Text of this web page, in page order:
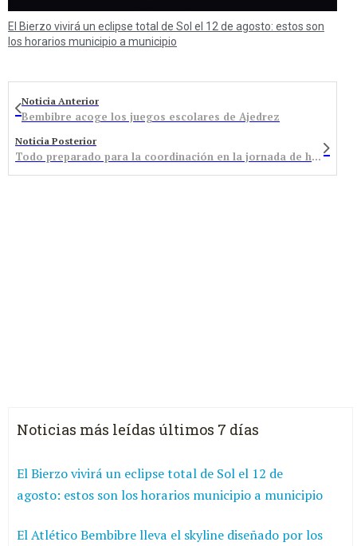
El Bierzo vivirá un eclipse total de Sol el 12 de agosto: estos son
los horarios municipio a municipio
Noticia Anterior
Bembibre acoge los juegos escolares de Ajedrez
Noticia Posterior
Todo preparado para la coordinación en la jornada de huelga general a menos de 48 horas del 29-M
Noticias más leídas últimos 7 días
El Bierzo vivirá un eclipse total de Sol el 12 de
agosto: estos son los horarios municipio a municipio
El Atlético Bembibre lleva el skyline diseñado por los